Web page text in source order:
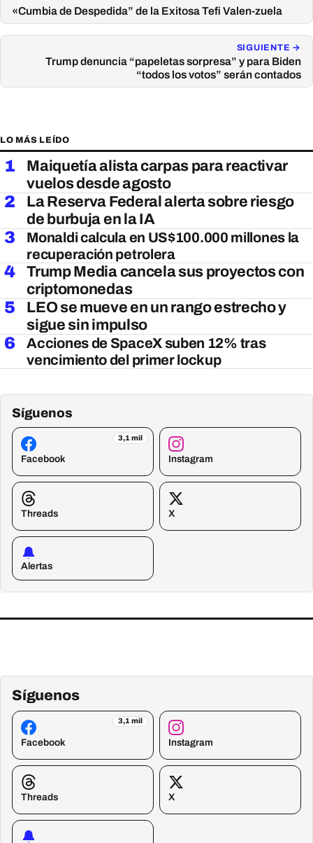
«Cumbia de Despedida” de la Exitosa Tefi Valen-zuela
SIGUIENTE →
Trump denuncia “papeletas sorpresa” y para Biden
“todos los votos” serán contados
LO MÁS LEÍDO
1
Maiquetía alista carpas para reactivar
vuelos desde agosto
2
La Reserva Federal alerta sobre riesgo
de burbuja en la IA
3
Monaldi calcula en US$100.000 millones la
recuperación petrolera
4
Trump Media cancela sus proyectos con
criptomonedas
5
LEO se mueve en un rango estrecho y
sigue sin impulso
6
Acciones de SpaceX suben 12% tras
vencimiento del primer lockup
Síguenos
3,1 mil
Facebook Instagram
Threads X
Alertas
Síguenos
3,1 mil
Facebook Instagram
Threads X